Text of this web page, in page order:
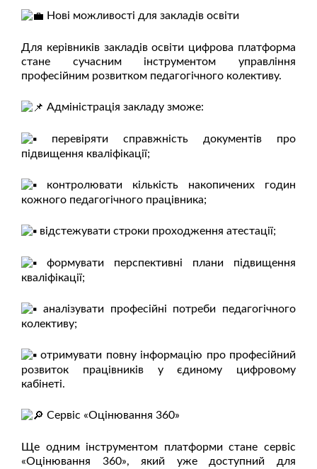
Нові можливості для закладів освіти
Для керівників закладів освіти цифрова платформа
стане сучасним інструментом управління
професійним розвитком педагогічного колективу.
Адміністрація закладу зможе:
перевіряти справжність документів про
підвищення кваліфікації;
контролювати кількість накопичених годин
кожного педагогічного працівника;
відстежувати строки проходження атестації;
формувати перспективні плани підвищення
кваліфікації;
аналізувати професійні потреби педагогічного
колективу;
отримувати повну інформацію про професійний
розвиток працівників у єдиному цифровому
кабінеті.
Сервіс «Оцінювання 360»
Ще одним інструментом платформи стане сервіс
«Оцінювання 360», який уже доступний для